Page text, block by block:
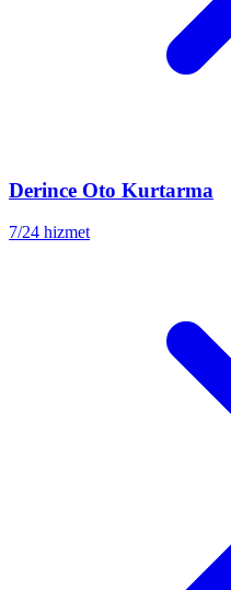
Derince Oto Kurtarma
7/24 hizmet